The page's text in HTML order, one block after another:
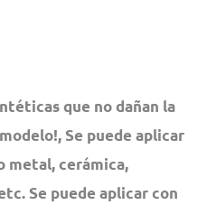
que no dañan la
Se puede aplicar
metal, cerámica,
Se puede aplicar con